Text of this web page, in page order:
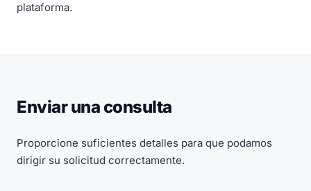
plataforma.
Enviar una consulta
Proporcione suficientes detalles para que podamos
dirigir su solicitud correctamente.